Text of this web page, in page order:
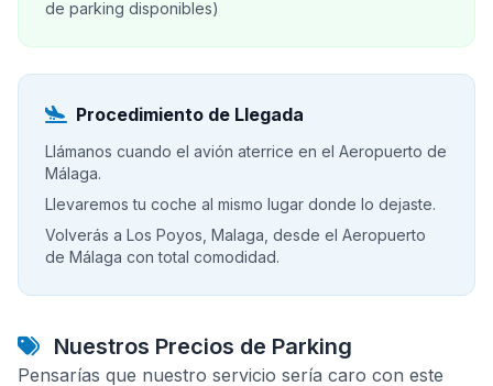
de parking disponibles)
Procedimiento de Llegada
Llámanos cuando el avión aterrice en el Aeropuerto de
Málaga.
Llevaremos tu coche al mismo lugar donde lo dejaste.
Volverás a Los Poyos, Malaga, desde el Aeropuerto
de Málaga con total comodidad.
Nuestros Precios de Parking
Pensarías que nuestro servicio sería caro con este